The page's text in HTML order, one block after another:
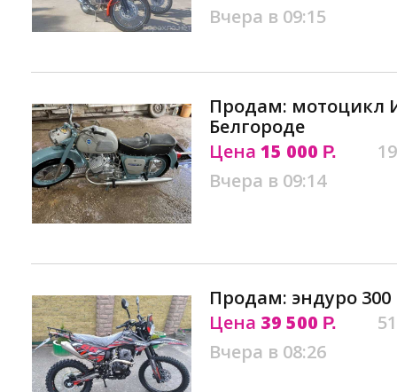
Вчера в 09:15
Продам: мотоцикл
Белгороде
Цена 15 000 Р.
Вчера в 09:14
Продам: эндуро 300
Цена 39 500 Р.
Вчера в 08:26